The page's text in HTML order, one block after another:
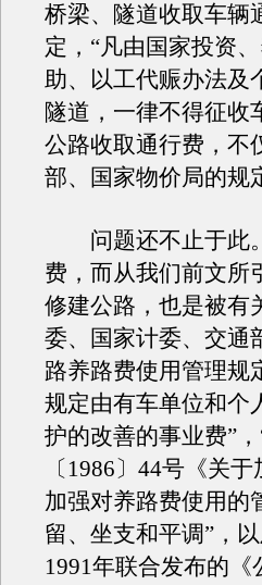
桥梁、隧道收取车辆
定，“凡由国家投资
助、以工代赈办法及
隧道，一律不得征收
公路收取通行费，不
部、国家物价局的规
问题还不止于此。
费，而从我们前文所
修建公路，也是被有
委、国家计委、交通
路养路费使用管理
规定由有车单位和个
护的改善的事业费”
〔1986〕44号《关
加强对养路费使用的
留、坐支和平调”，
1991年联合发布的